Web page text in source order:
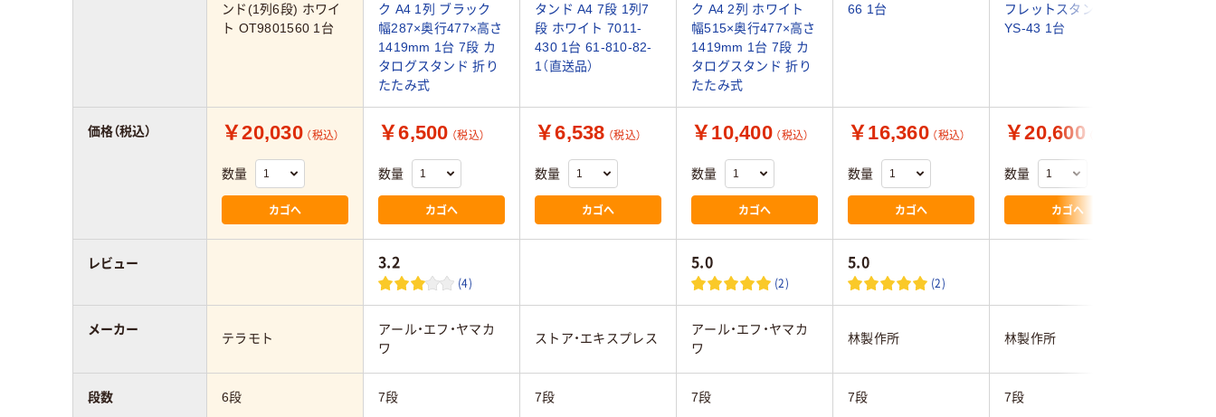
ンド(1列6段) ホワイ
ト OT9801560 1台
ク A4 1列 ブラック
幅287×奥行477×高さ
1419mm 1台 7段 カ
タログスタンド 折り
たたみ式
タンド A4 7段 1列7
段 ホワイト 7011-
430 1台 61-810-82-
1（直送品）
ク A4 2列 ホワイト
幅515×奥行477×高さ
1419mm 1台 7段 カ
タログスタンド 折り
たたみ式
66 1台
フレットスタンド2列
YS-43 1台
￥20,030 （税込）
数量
カゴへ
￥6,500 （税込）
数量
カゴへ
￥6,538 （税込）
数量
カゴへ
￥10,400 （税込）
数量
カゴへ
￥16,360 （税込）
数量
カゴへ
￥20,600
数量
カゴへ
3.2
(4)
5.0
(2)
5.0
(2)
テラモト
アール・エフ・ヤマカ
ワ
ストア・エキスプレス
アール・エフ・ヤマカ
ワ
林製作所 林製作所
6段 7段 7段 7段 7段 7段
価格（税込）
レビュー
メーカー
段数